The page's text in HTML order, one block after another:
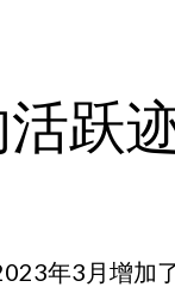
跃
年3月增加了